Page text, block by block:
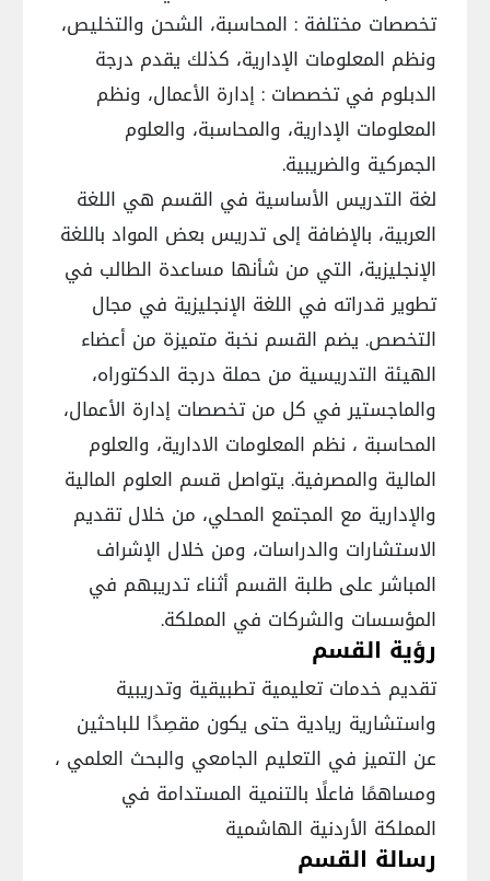
تخصصات مختلفة : المحاسبة، الشحن والتخليص،
ونظم المعلومات الإدارية، كذلك يقدم درجة
الدبلوم في تخصصات : إدارة الأعمال، ونظم
المعلومات الإدارية، والمحاسبة، والعلوم
الجمركية والضريبية.
لغة التدريس الأساسية في القسم هي اللغة
العربية، بالإضافة إلى تدريس بعض المواد باللغة
الإنجليزية، التي من شأنها مساعدة الطالب في
تطوير قدراته في اللغة الإنجليزية في مجال
التخصص. يضم القسم نخبة متميزة من أعضاء
الهيئة التدريسية من حملة درجة الدكتوراه،
والماجستير في كل من تخصصات إدارة الأعمال،
المحاسبة ، نظم المعلومات الادارية، والعلوم
المالية والمصرفية. يتواصل قسم العلوم المالية
والإدارية مع المجتمع المحلي، من خلال تقديم
الاستشارات والدراسات، ومن خلال الإشراف
المباشر على طلبة القسم أثناء تدريبهم في
المؤسسات والشركات في المملكة.
رؤية القسم
تقديم خدمات تعليمية تطبيقية وتدريبية
واستشارية ريادية حتى يكون مقصِدًا للباحثين
عن التميز في التعليم الجامعي والبحث العلمي ،
ومساهمًا فاعلًا بالتنمية المستدامة في
المملكة الأردنية الهاشمية
رسالة القسم